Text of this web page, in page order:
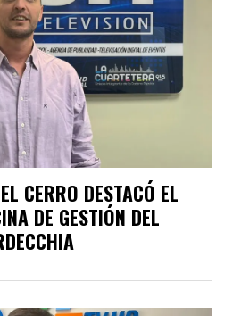
CERRO DESTACÓ EL
DE GESTIÓN DEL